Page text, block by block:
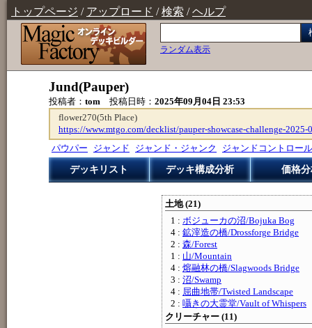
トップページ / アップロード /検索 /ヘルプ
ランダム表示
Jund(Pauper)
投稿者： tom 投稿日時： 2025年09月04日 23:53
flower270(5th Place)
https://www.mtgo.com/decklist/pauper-showcase-challenge-2025-
パウパー
ジャンド ジャンド・ジャンク ジャンドコントロール
デッキリスト デッキ構成分析 価格
土地 (21)
1 : ボジューカの沼/Bojuka Bog
4 : 鉱滓造の橋/Drossforge Bridge
2 : 森/Forest
1 : 山/Mountain
4 : 熔融林の橋/Slagwoods Bridge
3 : 沼/Swamp
4 : 屈曲地帯/Twisted Landscape
2 : 囁きの大霊堂/Vault of Whispers
クリーチャー (11)